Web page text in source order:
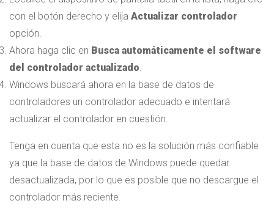
con el botón derecho y elija Actualizar controlador
opción.
Ahora haga clic en Busca automáticamente el software
del controlador actualizado.
Windows buscará ahora en la base de datos de
controladores un controlador adecuado e intentará
actualizar el controlador en cuestión.
Tenga en cuenta que esta no es la solución más confiable
ya que la base de datos de Windows puede quedar
desactualizada, por lo que es posible que no descargue el
controlador más reciente.